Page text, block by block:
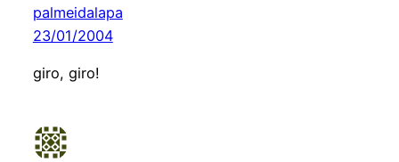
palmeidalapa
23/01/2004
giro, giro!